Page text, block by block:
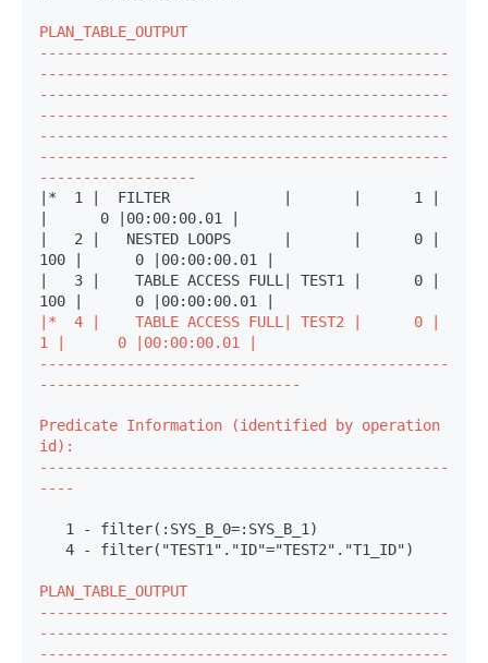
PLAN_TABLE_OUTPUT
-----------------------------------------------
-----------------------------------------------
-----------------------------------------------
-----------------------------------------------
-----------------------------------------------
-----------------------------------------------
------------------
|*  1 |  FILTER             |       |      1 |
|      0 |00:00:00.01 |
|   2 |   NESTED LOOPS      |       |      0 |
100 |      0 |00:00:00.01 |
|   3 |    TABLE ACCESS FULL| TEST1 |      0 |
|*  4 |    TABLE ACCESS FULL| TEST2 |      0 |
1 |      0 |00:00:00.01 |
-----------------------------------------------
------------------------------
Predicate Information (identified by operation
id):
-----------------------------------------------
----
   1 - filter(:SYS_B_0=:SYS_B_1)
   4 - filter("TEST1"."ID"="TEST2"."T1_ID")
PLAN_TABLE_OUTPUT
-----------------------------------------------
-----------------------------------------------
-----------------------------------------------